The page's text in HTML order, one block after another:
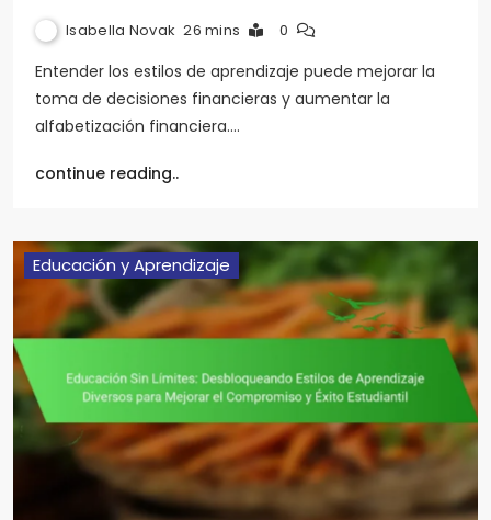
Isabella Novak 26 mins 0
Entender los estilos de aprendizaje puede mejorar la
toma de decisiones financieras y aumentar la
alfabetización financiera.…
continue reading..
Educación y Aprendizaje